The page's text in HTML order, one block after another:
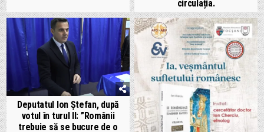
circulația.
Deputatul Ion Ștefan, după
votul în turul II: ”Românii
trebuie să se bucure de o